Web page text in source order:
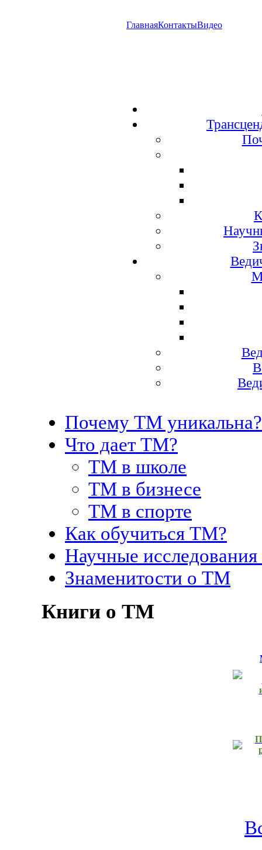
ГлавнаяКонтактыВидео
Почему ТМ уникальна?
Что дает ТМ?
ТМ в школе
ТМ в бизнесе
ТМ в спорте
Как обучиться ТМ?
Научные
Знаменитости о ТМ
Книги о ТМ